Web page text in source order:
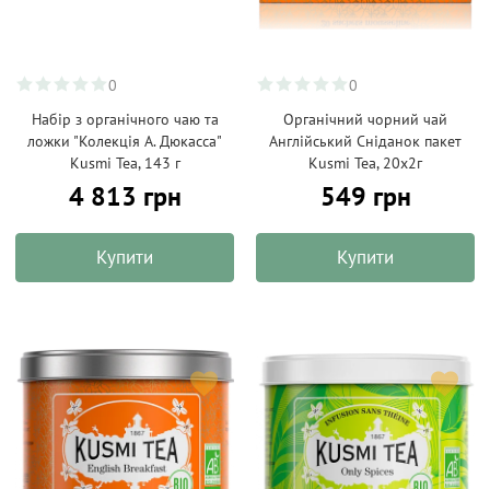
0
Набір з органічного чаю та
ложки "Колекція А. Дюкасса"
Kusmi Tea, 143 г
4 813 грн
Купити
0
Органічний чорний чай
Англійський Сніданок пакет
Kusmi Tea, 20х2г
549 грн
Купити